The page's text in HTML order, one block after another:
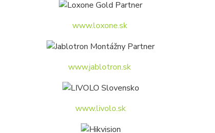
www.loxone.sk
www.jablotron.sk
www.livolo.sk